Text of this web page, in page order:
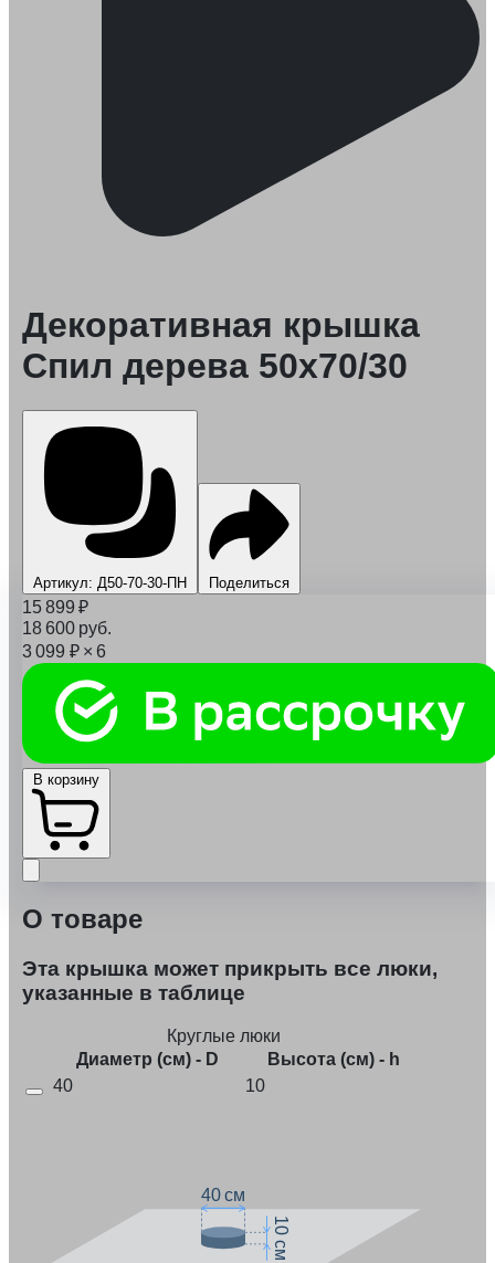
Декоративная крышка
Спил дерева 50x70/30
Артикул: Д50-70-30-ПН Поделиться
15 899 ₽
18 600 руб.
3 099 ₽ × 6
О товаре
Эта крышка может прикрыть все люки,
указанные в таблице
Круглые люки
Диаметр (см) - D
Высота (см) - h
40
10
40 см
10 см